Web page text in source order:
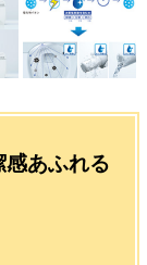
感あふれる